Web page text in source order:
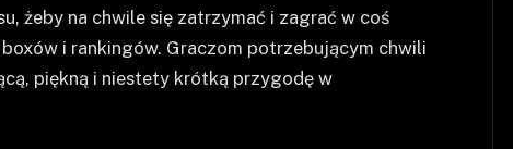
żeby na chwile się zatrzymać i zagrać w coś
i rankingów. Graczom potrzebującym chwili
piękną i niestety krótką przygodę w